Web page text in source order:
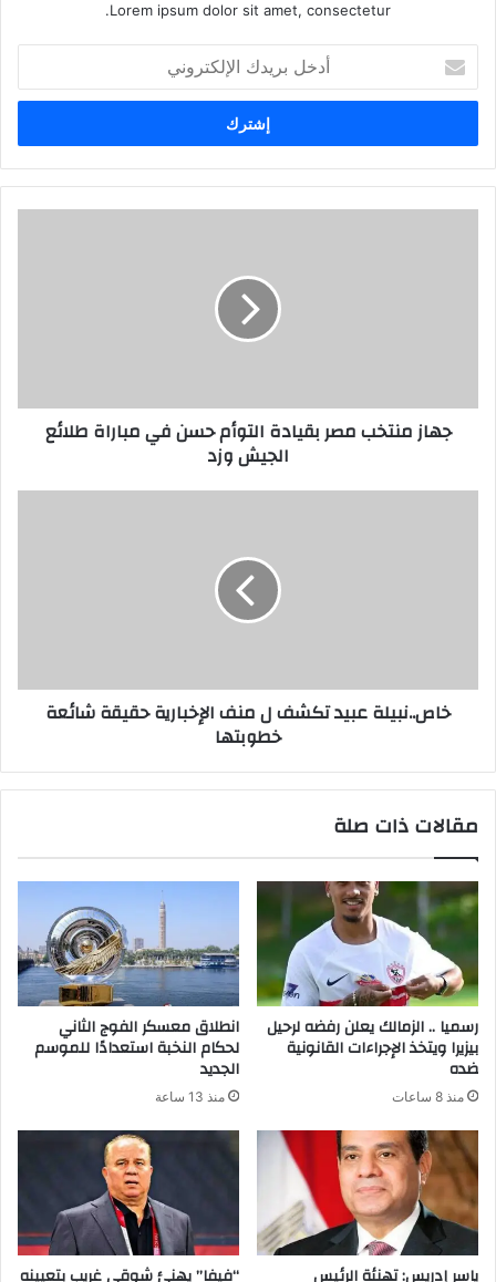
Lorem ipsum dolor sit amet, consectetur.
بريدك
الإلكتروني
جهاز منتخب مصر بقيادة التوأم حسن في مباراة طلائع
الجيش وزد
خاص..نبيلة عبيد تكشف ل منف الإخبارية حقيقة شائعة
خطوبتها
مقالات ذات صلة
رسميا .. الزمالك يعلن رفضه لرحيل
بيزيرا ويتخذ الإجراءات القانونية
ضده
منذ 8 ساعات
انطلاق معسكر الفوج الثاني
لحكام النخبة استعدادًا للموسم
الجديد
منذ 13 ساعة
ياسر إدريس: تهنئة الرئيس “فيفا” يهنئ شوقي غريب بتعيينه